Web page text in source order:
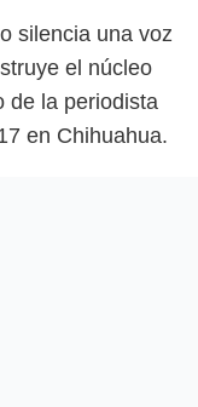
silencia una voz
el núcleo
de la periodista
en Chihuahua.